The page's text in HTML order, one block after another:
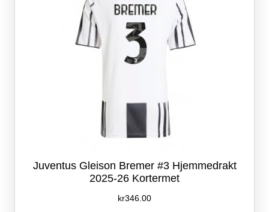
produktsiden
Juventus Gleison Bremer #3 Hjemmedrakt
2025-26 Kortermet
kr346.00